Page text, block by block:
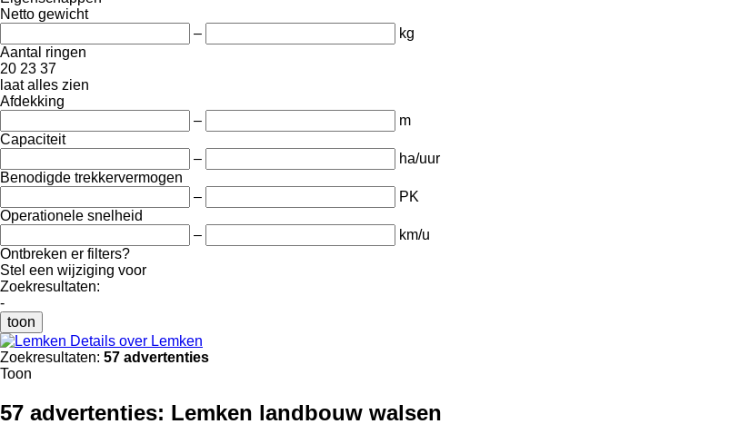
Netto gewicht
–
kg
Aantal ringen
20 23 37
laat alles zien
Afdekking
–
m
Capaciteit
–
ha/uur
Benodigde trekkervermogen
–
PK
Operationele snelheid
–
km/u
Ontbreken er filters?
Stel een wijziging voor
Zoekresultaten:
-
toon
Details over Lemken
Zoekresultaten: 57 advertenties
Toon
57 advertenties: Lemken landbouw walsen